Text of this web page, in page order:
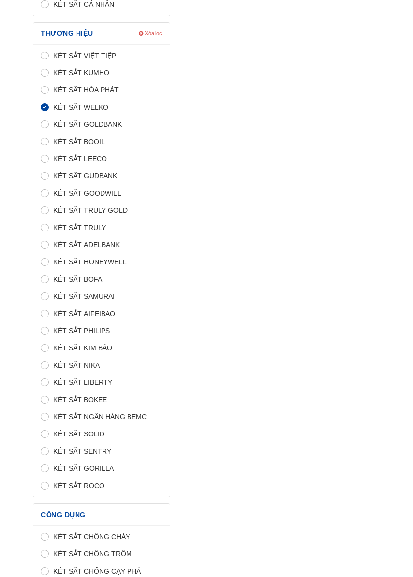
KÉT SẮT CÁ NHÂN
THƯƠNG HIỆU Xóa lọc
KÉT SẮT VIỆT TIỆP
KÉT SẮT KUMHO
KÉT SẮT HÒA PHÁT
KÉT SẮT WELKO
KÉT SẮT GOLDBANK
KÉT SẮT BOOIL
KÉT SẮT LEECO
KÉT SẮT GUDBANK
KÉT SẮT GOODWILL
KÉT SẮT TRULY GOLD
KÉT SẮT TRULY
KÉT SẮT ADELBANK
KÉT SẮT HONEYWELL
KÉT SẮT BOFA
KÉT SẮT SAMURAI
KÉT SẮT AIFEIBAO
KÉT SẮT PHILIPS
KÉT SẮT KIM BẢO
KÉT SẮT NIKA
KÉT SẮT LIBERTY
KÉT SẮT BOKEE
KÉT SẮT NGÂN HÀNG BEMC
KÉT SẮT SOLID
KÉT SẮT SENTRY
KÉT SẮT GORILLA
KÉT SẮT ROCO
CÔNG DỤNG
KÉT SẮT CHỐNG CHÁY
KÉT SẮT CHỐNG TRỘM
KÉT SẮT CHỐNG CẠY PHÁ